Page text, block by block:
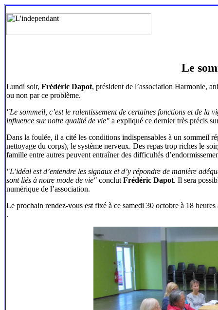
Le
Lundi soir, Frédéric Dapot, président de l’association Harmonie,
ou non par ce problème.
"Le sommeil, c’est le ralentissement de certaines fonctions et de la
influence sur notre qualité de vie" a expliqué ce dernier très précis
Dans la foulée, il a cité les conditions indispensables à un sommeil
nettoyage du corps), le système nerveux. Des repas trop riches le
famille entre autres peuvent entraîner des difficultés
"L’idéal est d’entendre les signaux et d’y répondre de manière
sont liés à notre mode de vie" conclut Frédéric Dapot. Il sera
numérique de l’association.
Le prochain rendez-vous est fixé à ce samedi 30 octobre à 18
.